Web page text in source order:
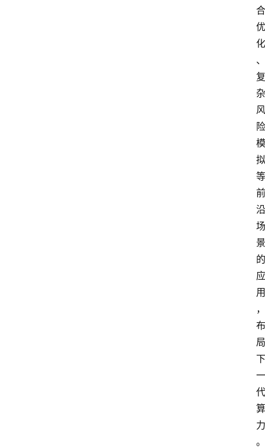
合
优
化
、
复
杂
风
险
模
拟
等
前
沿
场
景
的
应
用
，
布
局
下
一
代
算
力
。